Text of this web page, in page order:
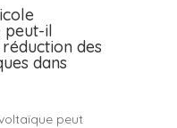
peut-il
des
dans
peut